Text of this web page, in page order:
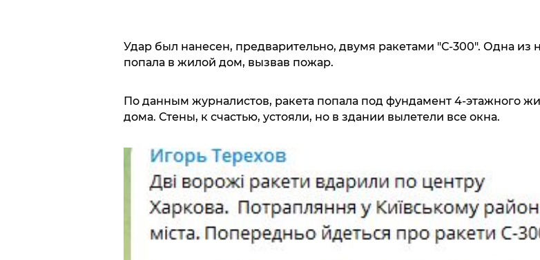
Удар был нанесен, предварительно, двумя ракетами "С-300". Одна из
попала в жилой дом, вызвав пожар.
По данным журналистов, ракета попала под фундамент 4-этажного
дома. Стены, к счастью, устояли, но в здании вылетели все окна.